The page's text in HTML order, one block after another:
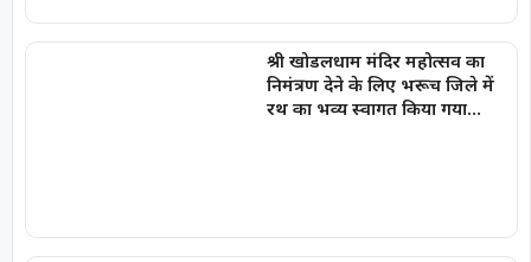
श्री खोडलधाम मंदिर महोत्सव का
निमंत्रण देने के लिए भरूच जिले में
रथ का भव्य स्वागत किया गया…